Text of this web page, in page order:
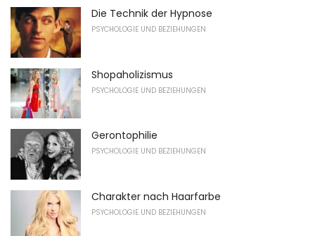
Die Technik der Hypnose
PSYCHOLOGIE UND BEZIEHUNGEN
Shopaholizismus
PSYCHOLOGIE UND BEZIEHUNGEN
Gerontophilie
PSYCHOLOGIE UND BEZIEHUNGEN
Charakter nach Haarfarbe
PSYCHOLOGIE UND BEZIEHUNGEN